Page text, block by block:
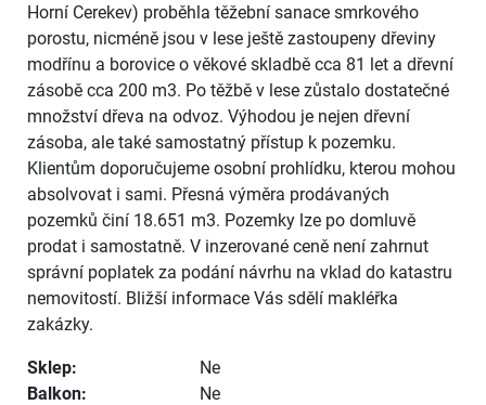
Horní Cerekev) proběhla těžební sanace smrkového
porostu, nicméně jsou v lese ještě zastoupeny dřeviny
modřínu a borovice o věkové skladbě cca 81 let a dřevní
zásobě cca 200 m3. Po těžbě v lese zůstalo dostatečné
množství dřeva na odvoz. Výhodou je nejen dřevní
zásoba, ale také samostatný přístup k pozemku.
Klientům doporučujeme osobní prohlídku, kterou mohou
absolvovat i sami. Přesná výměra prodávaných
pozemků činí 18.651 m3. Pozemky lze po domluvě
prodat i samostatně. V inzerované ceně není zahrnut
správní poplatek za podání návrhu na vklad do katastru
nemovitostí. Bližší informace Vás sdělí makléřka
zakázky.
Sklep:
Ne
Balkon:
Ne